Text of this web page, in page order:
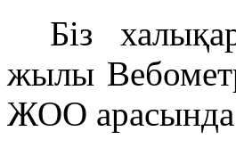
Біз
жылы
ЖОО арасында